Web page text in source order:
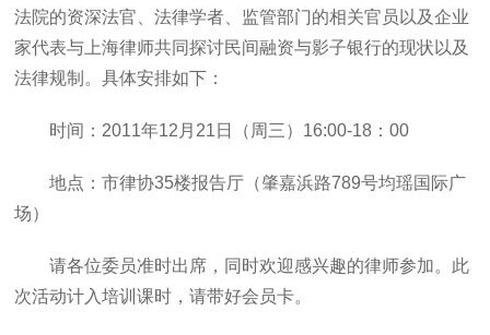
法院的资深法官、法律学者、监管部门的相关官员以及企业
家代表与上海律师共同探讨民间融资与影子银行的现状以及
法律规制。具体安排如下：
时间：2011年12月21日（周三）16:00-18：00
地点：市律协35楼报告厅（肇嘉浜路789号均瑶国际广
场）
请各位委员准时出席，同时欢迎感兴趣的律师参加。此
次活动计入培训课时，请带好会员卡。